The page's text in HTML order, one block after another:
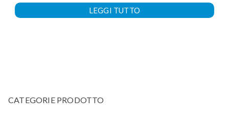
LEGGI TUTTO
CATEGORIE PRODOTTO